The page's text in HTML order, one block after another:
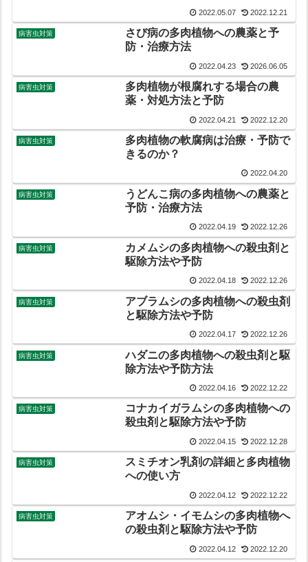
2022.05.07 2022.12.21
病害虫対策
さび病の多肉植物への農薬と予
防・治療方法
2022.04.23 2026.06.05
病害虫対策
多肉植物が根腐れする場合の農
薬・対処方法と予防
2022.04.21 2022.12.20
病害虫対策
多肉植物の軟腐病は治療・予防で
きるのか？
2022.04.20
病害虫対策
うどんこ病の多肉植物への農薬と
予防・治療方法
2022.04.19 2022.12.26
病害虫対策
カメムシの多肉植物への殺虫剤と
駆除方法や予防
2022.04.18 2022.12.26
病害虫対策
アブラムシの多肉植物への殺虫剤
と駆除方法や予防
2022.04.17 2022.12.26
病害虫対策
ハダニの多肉植物への殺虫剤と駆
除方法や予防方法
2022.04.16 2022.12.22
病害虫対策
コナカイガラムシの多肉植物への
殺虫剤と駆除方法や予防
2022.04.15 2022.12.28
病害虫対策
スミチオン乳剤の詳細と多肉植物
への使い方
2022.04.12 2022.12.22
病害虫対策
アオムシ・イモムシの多肉植物へ
の殺虫剤と駆除方法や予防
2022.04.12 2022.12.20